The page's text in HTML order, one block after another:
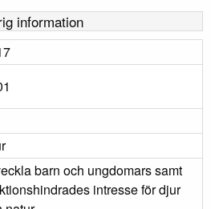
information
barn och ungdomars samt
intresse för djur